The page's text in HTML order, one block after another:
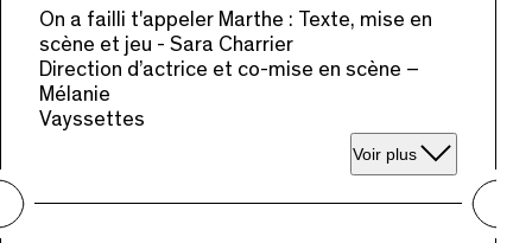
On a failli t'appeler Marthe : Texte, mise en
scène et jeu - Sara Charrier
Direction d’actrice et co-mise en scène –
Mélanie
Vayssettes
Voir plus